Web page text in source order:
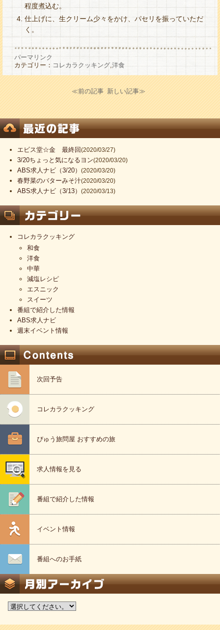
程度煮込む。
仕上げに、生クリーム少々をかけ、パセリを振っていただ
く。
パーマリンク
カテゴリー： コレカラクッキング,洋食
≪前の記事 新しい記事≫
エビス堂☆金 最終回(2020/03/27)
3/20ちょっと気になるヨン(2020/03/20)
ABS求人ナビ（3/20）(2020/03/20)
春野菜のバターみそ汁(2020/03/20)
ABS求人ナビ（3/13）(2020/03/13)
コレカラクッキング
和食
洋食
中華
減塩レシピ
エスニック
スイーツ
番組で紹介した情報
ABS求人ナビ
週末イベント情報
次回予告
コレカラクッキング
びゅう旅問屋 おすすめの旅
求人情報を見る
番組で紹介した情報
イベント情報
番組へのお手紙